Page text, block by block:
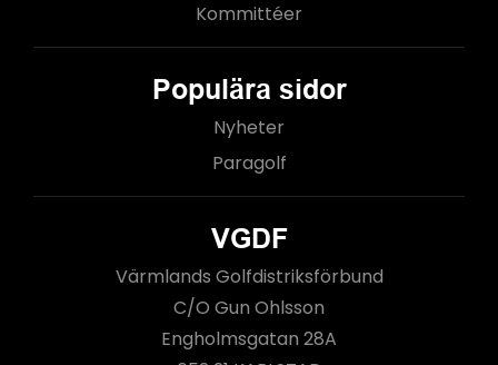
Kommittéer
Populära sidor
Nyheter
Paragolf
VGDF
Värmlands Golfdistriksförbund
C/O Gun Ohlsson
Engholmsgatan 28A